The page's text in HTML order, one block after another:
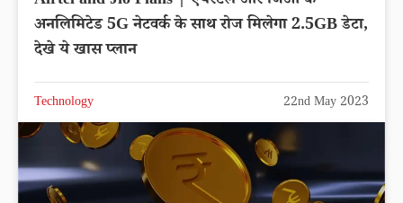
अनलिमिटेड 5G नेटवर्क के साथ रोज मिलेगा 2.5GB डेटा,
देखे ये खास प्लान
Technology 22nd May 2023